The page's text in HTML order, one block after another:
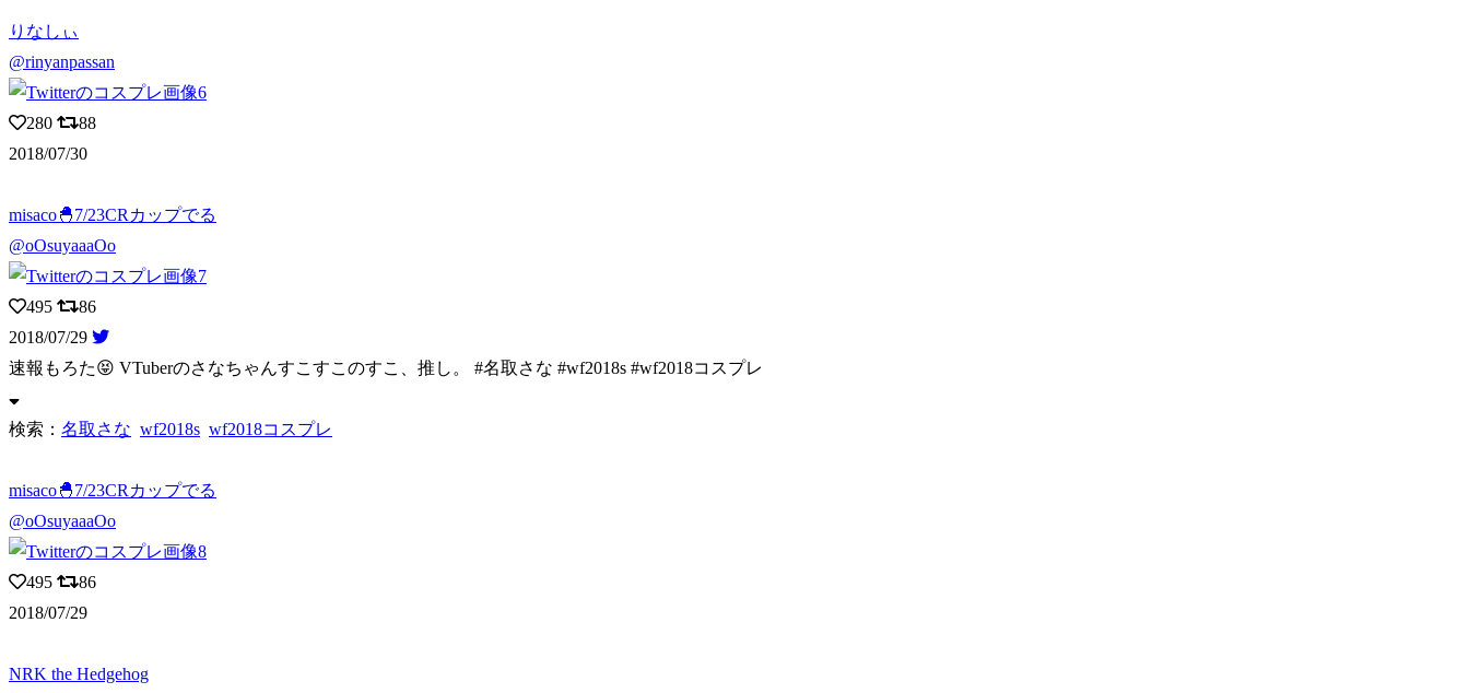
りなしぃ
@rinyanpassan
280
88
2018/07/30
misaco🐣7/23CRカップでる
@oOsuyaaaOo
495
86
2018/07/29
速報もろた😝 VTuberのさなちゃんすこすこのすこ、推し。 #名取さな #wf2018s #wf2018コスプレ
検索： 名取さな wf2018s wf2018コスプレ
misaco🐣7/23CRカップでる
@oOsuyaaaOo
495
86
2018/07/29
NRK the Hedgehog